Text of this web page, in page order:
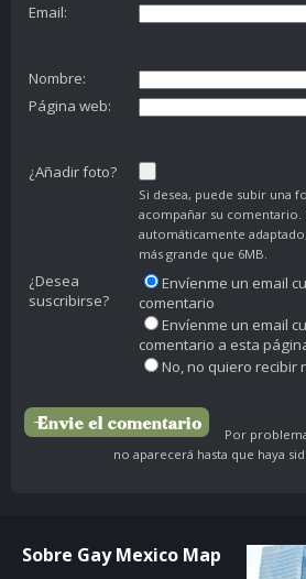
Email:
Nombre:
Página web:
¿Añadir foto?
Si desea, puede subir una
acompañar su comentario.
automáticamente
más grande que 6MB.
¿Desea
suscribirse?
Envíenme un email
comentario
Envíenme un email
comentario a esta
No, no quiero recibir
Por
no aparecerá hasta que haya
Sobre Gay Mexico Map